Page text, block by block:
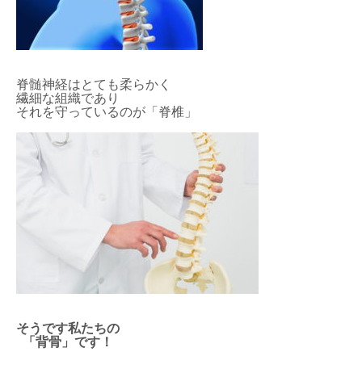
脊髄神経はとても柔らかく
繊細な組織であり
それを守っているのが「脊椎」
そうです私たちの
「背骨」です！